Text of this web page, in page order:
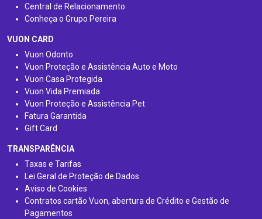
Central de Relacionamento
Conheça o Grupo Pereira
VUON CARD
Vuon Odonto
Vuon Proteção e Assistência Auto e Moto
Vuon Casa Protegida
Vuon Vida Premiada
Vuon Proteção e Assistência Pet
Fatura Garantida
Gift Card
TRANSPARÊNCIA
Taxas e Tarifas
Lei Geral de Proteção de Dados
Aviso de Cookies
Contratos cartão Vuon, abertura de Crédito e Gestão de
Pagamentos